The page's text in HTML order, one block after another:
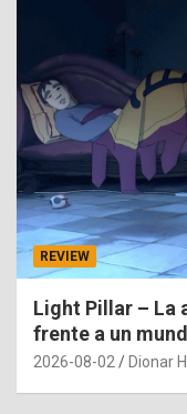
REVIEW
Light Pillar – La
frente a un
2026-08-02 Dionar